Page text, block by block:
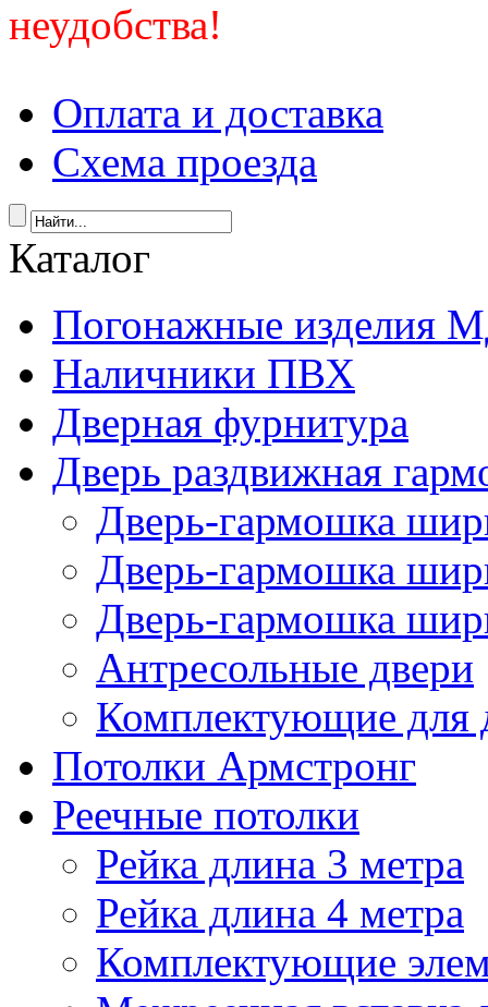
неудобства!
Оплата и доставка
Схема проезда
Каталог
Погонажные изделия
Наличники ПВХ
Дверная фурнитура
Дверь раздвижная
Дверь-гармошка
Дверь-гармошка
Дверь-гармошка
Антресольные двери
Комплектующие для
Потолки Армстронг
Реечные потолки
Рейка длина 3 метра
Рейка длина 4 метра
Комплектующие